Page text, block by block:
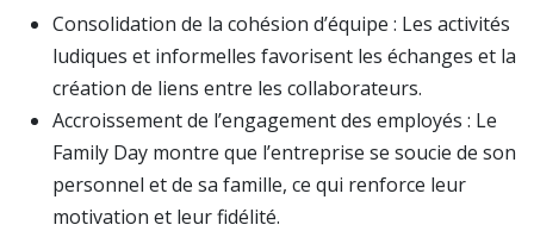
Consolidation de la cohésion d’équipe : Les activités
ludiques et informelles favorisent les échanges et la
création de liens entre les collaborateurs.
Accroissement de l’engagement des employés : Le
Family Day montre que l’entreprise se soucie de son
personnel et de sa famille, ce qui renforce leur
motivation et leur fidélité.